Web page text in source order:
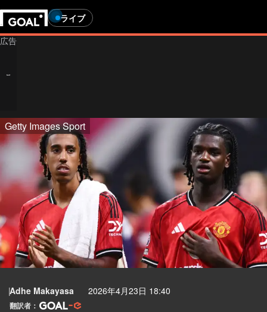
ライブ
Getty Images Sport
Adhe Makayasa 2026年4月23日 18:40
翻訳者：